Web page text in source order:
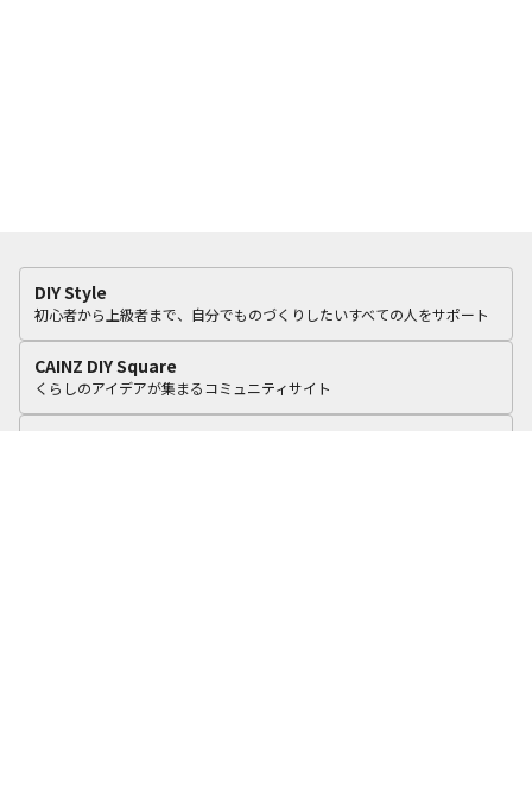
DIY Style
初心者から上級者まで、自分でものづくりしたいすべての人をサポート
CAINZ DIY Square
くらしのアイデアが集まるコミュニティサイト